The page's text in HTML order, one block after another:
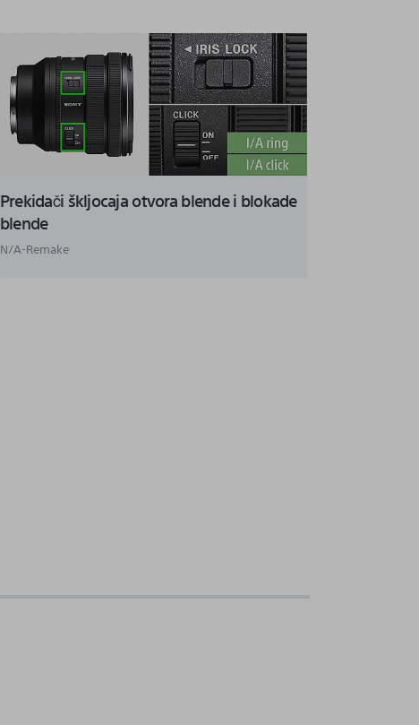
Prekidači škljocaja otvora blende i blokade
blende
N/A-Remake